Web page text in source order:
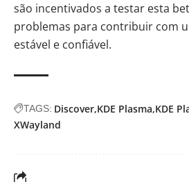
são incentivados a testar esta
problemas para contribuir com
estável e confiável.
TAGS: Discover KDE Plasma KDE
XWayland